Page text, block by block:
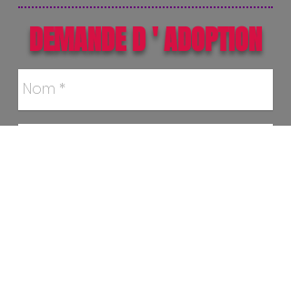
DEMANDE D ' ADOPTION